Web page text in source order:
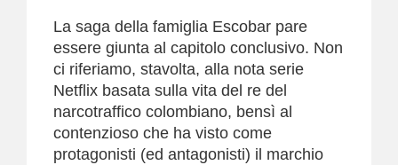
La saga della famiglia Escobar pare
essere giunta al capitolo conclusivo. Non
ci riferiamo, stavolta, alla nota serie
Netflix basata sulla vita del re del
narcotraffico colombiano, bensì al
contenzioso che ha visto come
protagonisti (ed antagonisti) il marchio